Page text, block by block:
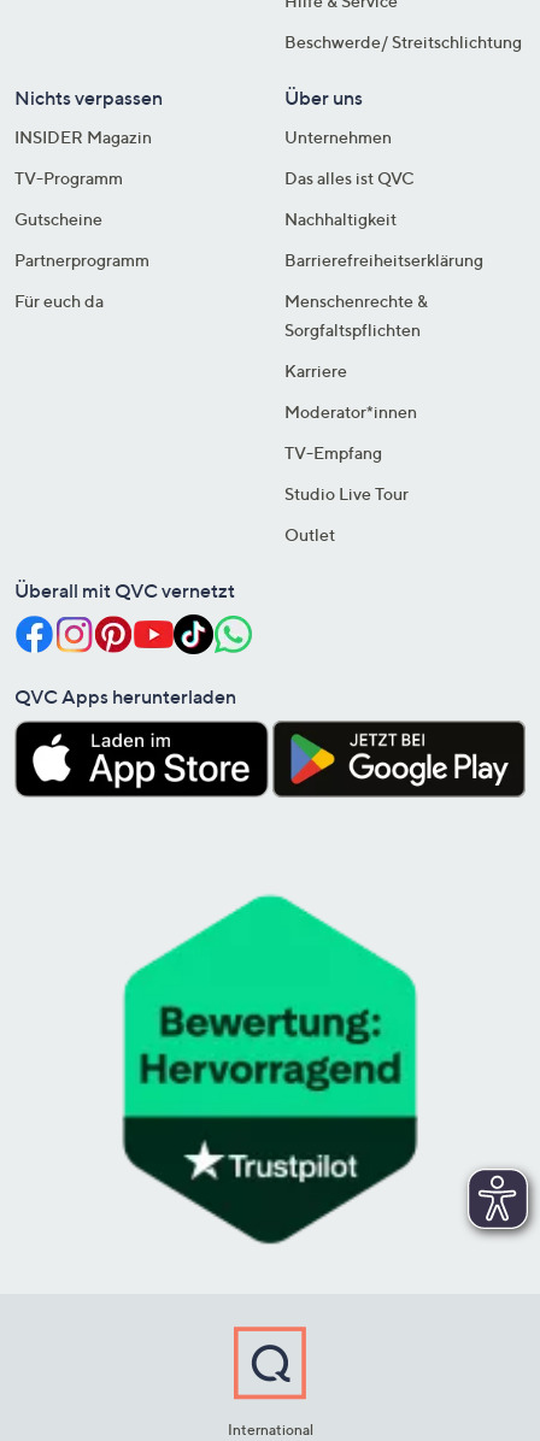
Beschwerde/ Streitschlichtung
Nichts verpassen
INSIDER Magazin
TV-Programm
Gutscheine
Partnerprogramm
Für euch da
Über uns
Unternehmen
Das alles ist QVC
Nachhaltigkeit
Barrierefreiheitserklärung
Menschenrechte &
Sorgfaltspflichten
Karriere
Moderator*innen
TV-Empfang
Studio Live Tour
Outlet
Überall mit QVC vernetzt
QVC Apps herunterladen
International